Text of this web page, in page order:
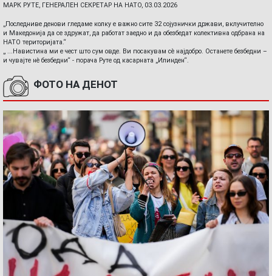
МАРК РУТЕ, ГЕНЕРАЛЕН СЕКРЕТАР НА НАТО, 03.03.2026
„Последниве денови гледаме колку е важно сите 32 сојузнички држави, вклучително
и Македонија да се здружат, да работат заедно и да обезбедат колективна одбрана на
НАТО територијата.“
„ ...Навистина ми е чест што сум овде. Ви посакувам сè најдобро. Останете безбедни –
и чувајте нè безбедни“ - порача Руте од касарната „Илинден“.
ФОТО НА ДЕНОТ